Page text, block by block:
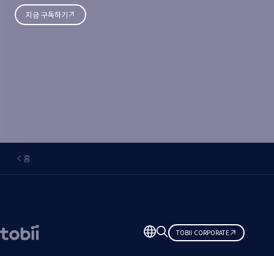
지금 구독하기
홈
언
어
TOBII CORPORATE